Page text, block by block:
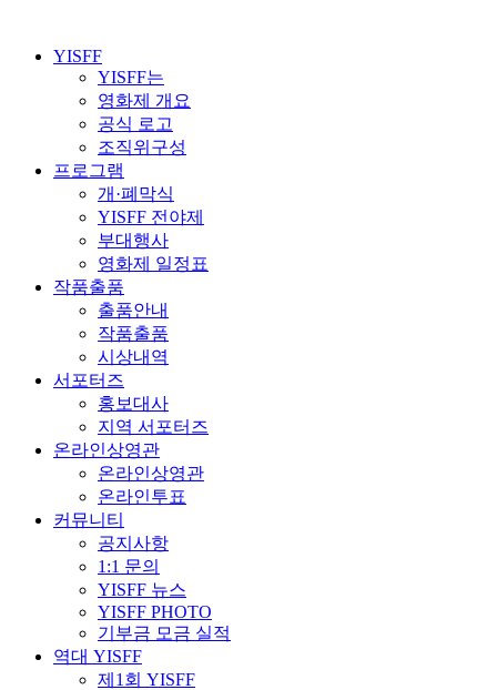
YISFF
YISFF는
영화제 개요
공식 로고
조직위구성
프로그램
개·폐막식
YISFF 전야제
부대행사
영화제 일정표
작품출품
출품안내
작품출품
시상내역
서포터즈
홍보대사
지역 서포터즈
온라인상영관
온라인상영관
온라인투표
커뮤니티
공지사항
1:1 문의
YISFF 뉴스
YISFF PHOTO
기부금 모금 실적
역대 YISFF
제1회 YISFF